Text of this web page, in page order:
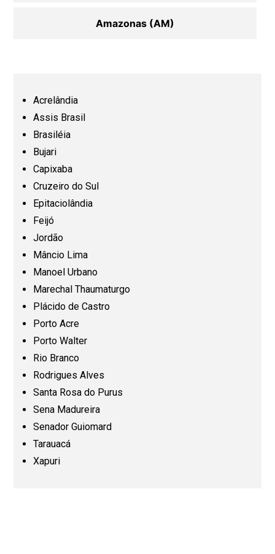
Amazonas (AM)
Paraíba (PB)
Paraná (PR)
Acrelândia
Assis Brasil
Brasiléia
Bujari
Capixaba
Cruzeiro do Sul
Epitaciolândia
Feijó
Jordão
Mâncio Lima
Manoel Urbano
Marechal Thaumaturgo
Plácido de Castro
Porto Acre
Porto Walter
Rio Branco
Rodrigues Alves
Santa Rosa do Purus
Sena Madureira
Senador Guiomard
Tarauacá
Xapuri